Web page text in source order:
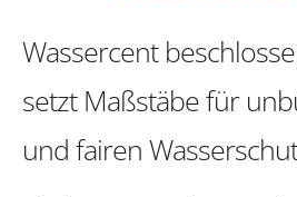
Wassercent
setzt Maßstäbe für
und fairen